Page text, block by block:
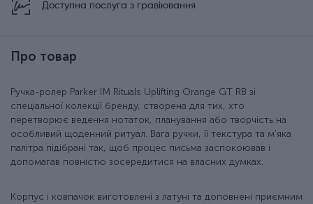
Доступна послуга з гравіювання
Про товар
Ручка-ролер Parker IM Rituals Uplifting Orange GT RB зі
спеціальної колекції бренду, створена для тих, хто
перетворює ведення нотаток, планування або творчість на
особливий щоденний ритуал. Вага ручки, її текстура та м'яка
палітра підібрані так, щоб процес письма заспокоював і
допомагав повністю зосередитися на власних думках.
Корпус і ковпачок виготовлені з латуні та доповнені приємним